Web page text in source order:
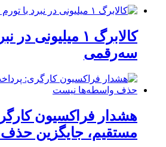
کالابرگ ۱ میلیونی
سه‌رقمی
هشدار فراکسیون
مستقیم، جایگزین